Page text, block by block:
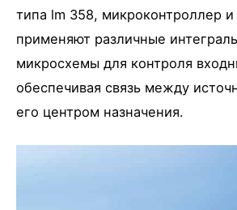
типа lm 358, микроконтроллер
применяют различные
микросхемы для контроля
обеспечивая связь между
его центром назначения.